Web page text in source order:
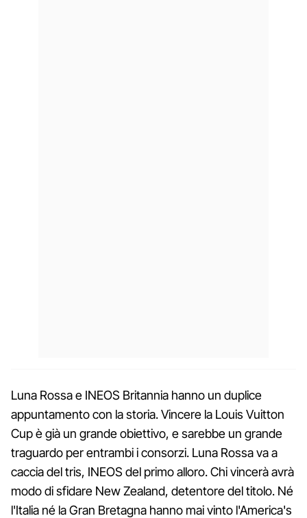
Luna Rossa e INEOS Britannia hanno un duplice
appuntamento con la storia. Vincere la Louis Vuitton
Cup è già un grande obiettivo, e sarebbe un grande
traguardo per entrambi i consorzi. Luna Rossa va a
caccia del tris, INEOS del primo alloro. Chi vincerà avrà
modo di sfidare New Zealand, detentore del titolo. Né
l'Italia né la Gran Bretagna hanno mai vinto l'America's